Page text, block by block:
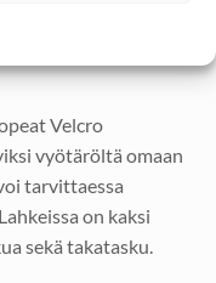
Velcro
vyötäröltä omaan
tarvittaessa
on kaksi
sekä takatasku.